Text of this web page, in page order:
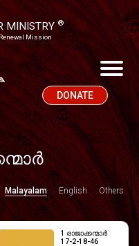
MINISTRY ®
Mission
DONATE
Malayalam English Others
1 രാജാക്കന്മാർ
17-2-18-46